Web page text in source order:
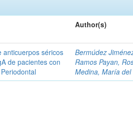
Author(s)
anticuerpos séricos
de pacientes con
Bermúdez
Ramos Payan,
Medina, María